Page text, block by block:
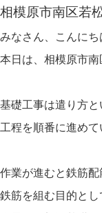
相模原市南区若
みなさん、こんにち
本日は、相模原市
基礎工事は遣り方
工程を順番に進めて
作業が進むと鉄筋配
鉄筋を組む目的と